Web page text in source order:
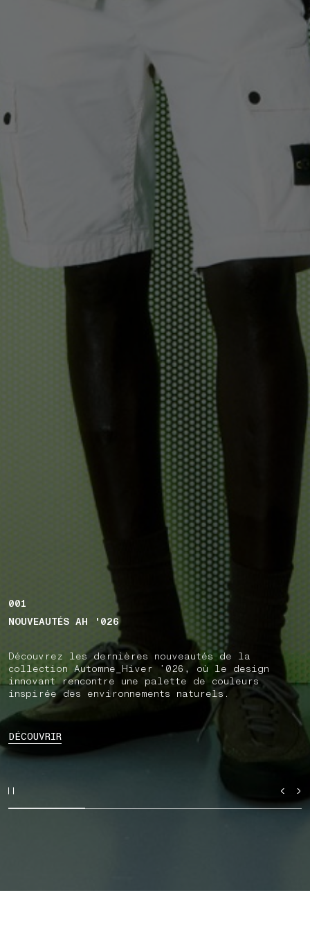
001
NOUVEAUTÉS AH '026
Découvrez les dernières nouveautés de la
collection Automne_Hiver ’026, où le design
innovant rencontre une palette de couleurs
inspirée des environnements naturels.
DÉCOUVRIR